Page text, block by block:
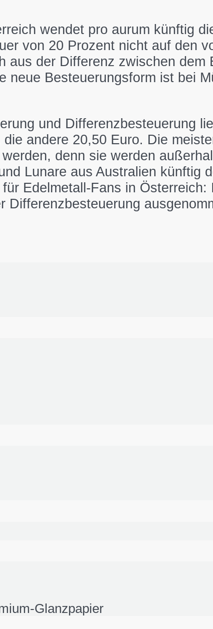
wendet pro aurum künftig
von 20 Prozent nicht auf den
der Differenz zwischen dem
Besteuerungsform ist bei
und Differenzbesteuerung
andere 20,50 Euro. Die
denn sie werden
Lunare aus Australien künftig
Edelmetall-Fans in Österreich:
Differenzbesteuerung
Glanzpapier